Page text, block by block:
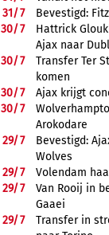
31/7
Bevestigd:
30/7
Hattrick
Ajax naar
30/7
Transfer Ter
komen
30/7
Ajax krijgt
30/7
Arokodare
29/7
Bevestigd:
Wolves
29/7
Volendam
29/7
Van Rooij in
Gaaei
29/7
Transfer in